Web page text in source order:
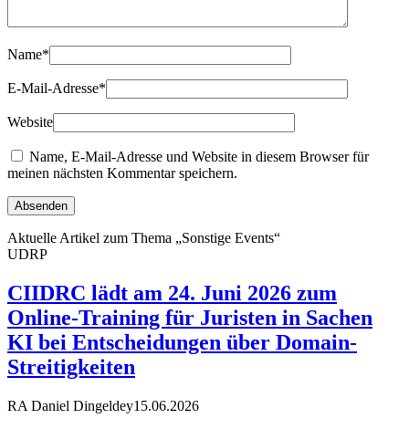
Name*
E-Mail-Adresse*
Website
Name, E-Mail-Adresse und Website in diesem Browser für
meinen nächsten Kommentar speichern.
Aktuelle Artikel zum Thema „Sonstige Events“
UDRP
CIIDRC lädt am 24. Juni 2026 zum
Online-Training für Juristen in Sachen
KI bei Entscheidungen über Domain-
Streitigkeiten
RA Daniel Dingeldey15.06.2026